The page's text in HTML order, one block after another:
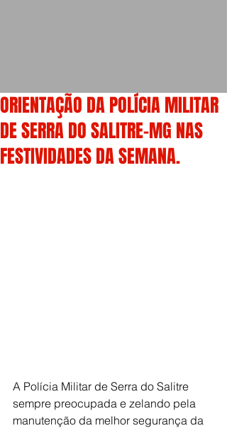
ORIENTAÇÃO DA POLÍCIA MILITAR
DE SERRA DO SALITRE-MG NAS
FESTIVIDADES DA SEMANA.
A Polícia Militar de Serra do Salitre
sempre preocupada e zelando pela
manutenção da melhor segurança da